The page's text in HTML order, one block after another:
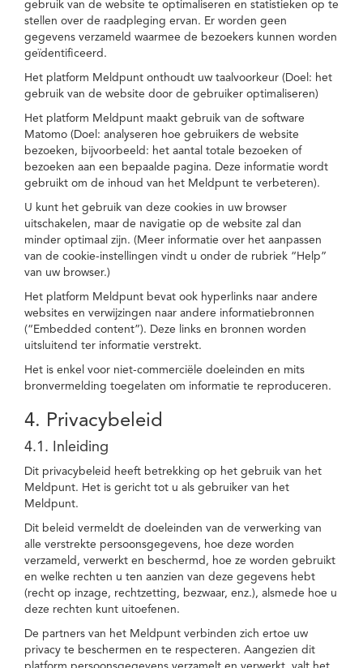
gebruik van de website te optimaliseren en statistieken op te
stellen over de raadpleging ervan. Er worden geen
gegevens verzameld waarmee de bezoekers kunnen worden
geïdentificeerd.
Het platform Meldpunt onthoudt uw taalvoorkeur (Doel: het
gebruik van de website door de gebruiker optimaliseren)
Het platform Meldpunt maakt gebruik van de software
Matomo (Doel: analyseren hoe gebruikers de website
bezoeken, bijvoorbeeld: het aantal totale bezoeken of
bezoeken aan een bepaalde pagina. Deze informatie wordt
gebruikt om de inhoud van het Meldpunt te verbeteren).
U kunt het gebruik van deze cookies in uw browser
uitschakelen, maar de navigatie op de website zal dan
minder optimaal zijn. (Meer informatie over het aanpassen
van de cookie-instellingen vindt u onder de rubriek “Help”
van uw browser.)
Het platform Meldpunt bevat ook hyperlinks naar andere
websites en verwijzingen naar andere informatiebronnen
(“Embedded content”). Deze links en bronnen worden
uitsluitend ter informatie verstrekt.
Het is enkel voor niet-commerciële doeleinden en mits
bronvermelding toegelaten om informatie te reproduceren.
4. Privacybeleid
4.1. Inleiding
Dit privacybeleid heeft betrekking op het gebruik van het
Meldpunt. Het is gericht tot u als gebruiker van het
Meldpunt.
Dit beleid vermeldt de doeleinden van de verwerking van
alle verstrekte persoonsgegevens, hoe deze worden
verzameld, verwerkt en beschermd, hoe ze worden gebruikt
en welke rechten u ten aanzien van deze gegevens hebt
(recht op inzage, rechtzetting, bezwaar, enz.), alsmede hoe u
deze rechten kunt uitoefenen.
De partners van het Meldpunt verbinden zich ertoe uw
privacy te beschermen en te respecteren. Aangezien dit